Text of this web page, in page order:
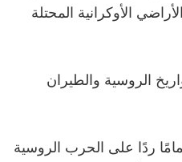
الأوكرانية المحتلة
الروسية والطيران
ردًا على الحرب الروسية